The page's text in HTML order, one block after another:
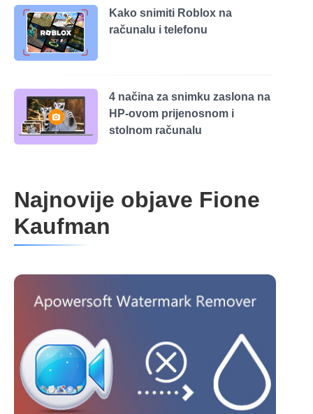
Kako snimiti Roblox na
računalu i telefonu
4 načina za snimku zaslona na
HP-ovom prijenosnom i
stolnom računalu
Najnovije objave Fione
Kaufman